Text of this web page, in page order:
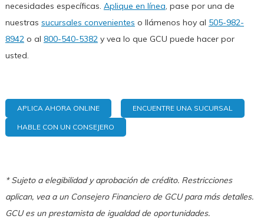
necesidades específicas. Aplique en línea, pase por una de
nuestras sucursales convenientes o llámenos hoy al 505-982-
8942o al 800-540-5382y vea lo que GCU puede hacer por
usted.
APLICA AHORA ONLINE ENCUENTRE UNA SUCURSAL
HABLE CON UN CONSEJERO
* Sujeto a elegibilidad y aprobación de crédito. Restricciones
aplican, vea a un Consejero Financiero de GCU para más detalles.
GCU es un prestamista de igualdad de oportunidades.